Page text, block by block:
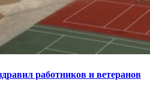
работников и ветеранов